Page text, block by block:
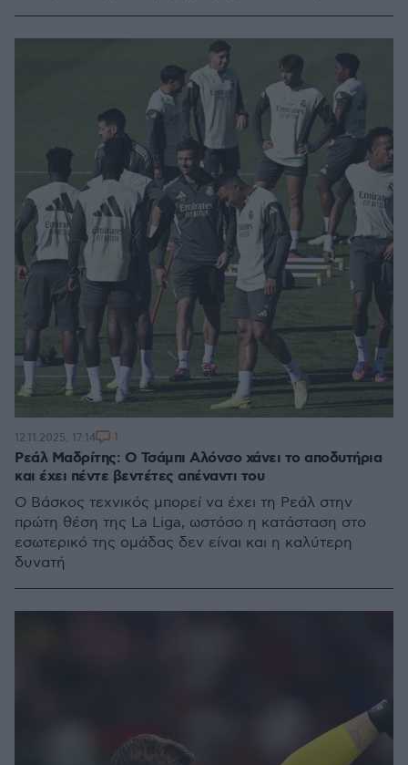
Ρεάλ Μαδρίτης: Ο Τσάμπι Αλόνσο χάνει το αποδυτήρια
και έχει πέντε βεντέτες απέναντι του
Ο Βάσκος τεχνικός μπορεί να έχει τη Ρεάλ στην
πρώτη θέση της La Liga, ωστόσο η κατάσταση στο
εσωτερικό της ομάδας δεν είναι και η καλύτερη
δυνατή
12.11.2025, 17:14 1